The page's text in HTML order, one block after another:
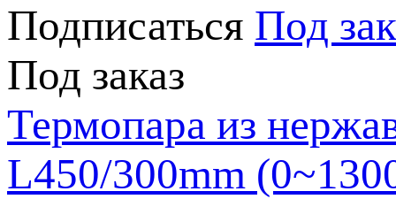
Подписаться Под
Под заказ
Термопара из
L450/300mm